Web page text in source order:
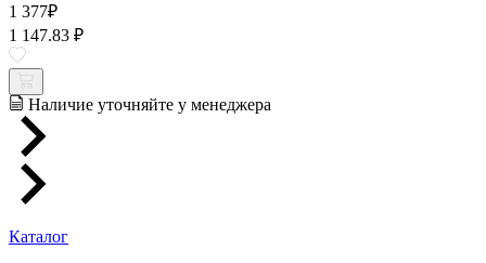
1 377₽
1 147.83 ₽
Наличие уточняйте у менеджера
Каталог